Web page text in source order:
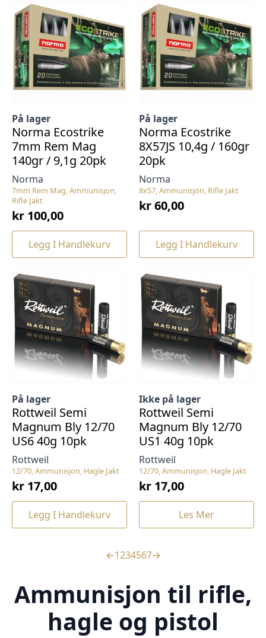
7mm Rem Mag, Ammunisjon,
Rifle Jakt
Norma
På lager
Norma Ecostrike
7mm Rem Mag
140gr / 9,1g 20pk
kr 100,00
Legg I Handlekurv
8x57, Ammunisjon, Rifle Jakt
Norma
På lager
Norma Ecostrike
8X57JS 10,4g / 160gr
20pk
kr60,00
Legg I Handlekurv
12/70, Ammunisjon, Hagle Jakt
Rottweil
På lager
Rottweil Semi
Magnum Bly 12/70
US6 40g 10pk
kr 17,00
Legg I Handlekurv
12/70, Ammunisjon, Hagle Jakt
Rottweil
Ikke på lager
Rottweil Semi
Magnum Bly 12/70
US1 40g 10pk
kr 17,00
Les Mer
←1234567→
Ammunisjon til rifle,
hagle og pistol